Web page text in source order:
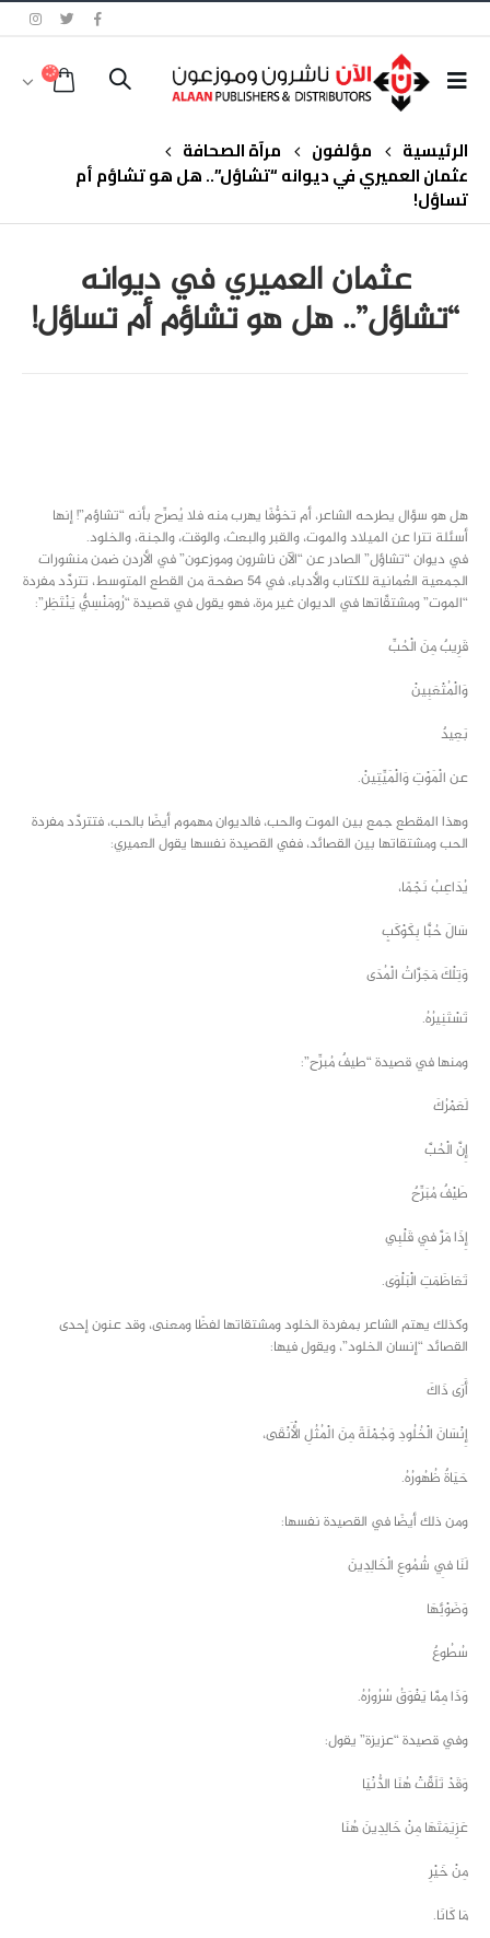
الرئيسية مؤلفون مرآة الصحافة
عثمان العميري في ديوانه “تشاؤل”.. هل هو تشاؤم أم
تساؤل!
عثمان العميري في ديوانه
“تشاؤل”.. هل هو تشاؤم أم تساؤل!
هل هو سؤال يطرحه الشاعر، أم تخوُّفًا يهرب منه فلا يُصرِّح بأنه “تشاؤم”! إنها
أسئلة تترا عن الميلاد والموت، والقبر والبعث، والوقت، والجنة، والخلود.
في ديوان “تشاؤل” الصادر عن “الآن ناشرون وموزعون” في الأردن ضمن منشورات
الجمعية العُمانية للكتاب والأدباء، في 54 صفحة من القطع المتوسط، تتردَّد مفردة
“الموت” ومشتقَّاتها في الديوان غير مرة، فهو يقول في قصيدة “رُومَنْسِيٌّ يَنْتَظِر”:
قَرِيبٌ مِنَ الْحُبِّ
وَالْمُتْعَبِينْ
بَعِيدٌ
عن الْمَوْتِ وَالْمَيِّتِينْ.
وهذا المقطع جمع بين الموت والحب، فالديوان مهموم أيضًا بالحب، فتتردَّد مفردة
الحب ومشتقاتها بين القصائد، ففي القصيدة نفسها يقول العميري:
يُدَاعِبُ نَجْمًا،
سَالَ حُبًّا بِكَوْكَبٍ
وَتِلْكَ مَجَرَّاتُ الْمُدَى
تَسْتَنِيرُهُ.
ومنها في قصيدة “طيفٌ مُبرِّح”:
لَعَمْرُكَ
إِنَّ الْحُبَّ
طَيْفٌ مُبَرِّحٌ
إِذَا مَرَّ فِي قَلْبِي
تَعَاظَمَتِ الْبَلْوَى.
وكذلك يهتم الشاعر بمفردة الخلود ومشتقاتها لفظًا ومعنى، وقد عنون إحدى
القصائد “إنسان الخلود”، ويقول فيها:
أَرَى ذَاكَ
إِنْسَانَ الْخُلُودِ وَجُمْلَةً مِنَ الْمُثُلِ الْأَنْقَى،
حَيَاةٌ ظُهُورُهُ.
ومن ذلك أيضًا في القصيدة نفسها:
لَنَا فِي شُمُوعِ الْخَالِدِينَ
وَضَوْئِهَا
سُطُوعٌ
وَذَا مِمَّا يَفْوَقُ سُرُورُهُ.
وفي قصيدة “عزيزة” يقول:
وَقَدْ تَلَقَّتْ هُنَا الدُّنْيَا
عَزِيَمَتَهَا مِنْ خَالِدِينَ هُنَا
مِنْ خَيْرِ
مَا كَانَا.